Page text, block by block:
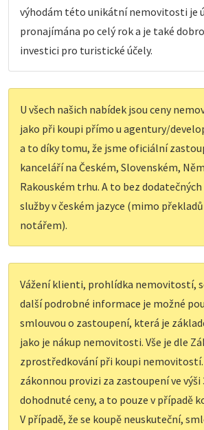
výhodám této unikátní nemovitosti je
pronajímána po celý rok a je také
investici pro turistické účely.
U všech našich nabídek jsou ceny
jako při koupi přímo u agentury/
a to díky tomu, že jsme oficiální
kanceláří na Českém, Slovenském,
Rakouském trhu. A to bez dodatečných
služby v českém jazyce (mimo
notářem).
Vážení klienti, prohlídka nemovitostí,
další podrobné informace je možné
smlouvou o zastoupení, která je
jako je nákup nemovitosti. Vše je dle
zprostředkování při koupi
zákonnou provizi za zastoupení ve výši
dohodnuté ceny, a to pouze v případě
V případě, že se koupě neuskuteční,